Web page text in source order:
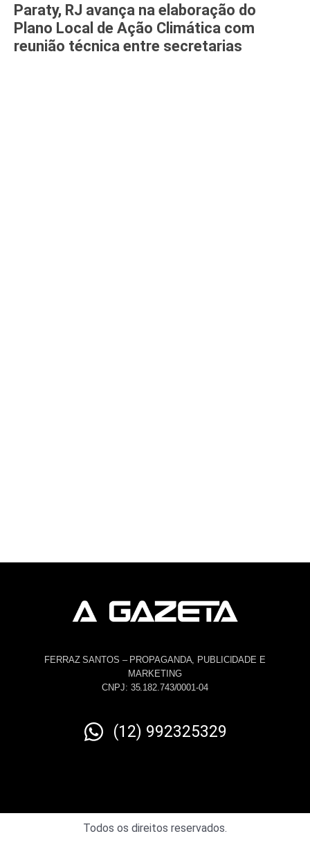
Paraty, RJ avança na elaboração do
Plano Local de Ação Climática com
reunião técnica entre secretarias
FERRAZ SANTOS – PROPAGANDA, PUBLICIDADE E
MARKETING
CNPJ: 35.182.743/0001-04
(12) 992325329
Todos os direitos reservados.